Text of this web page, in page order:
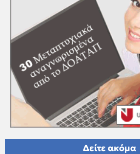
Δείτε ακόμα